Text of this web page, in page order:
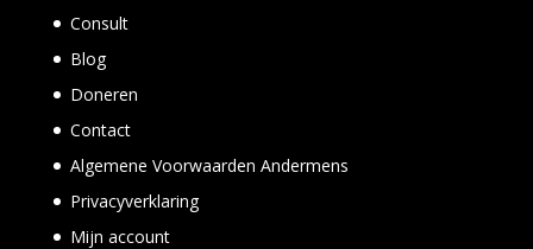
Consult
Blog
Doneren
Contact
Algemene Voorwaarden Andermens
Privacyverklaring
Mijn account